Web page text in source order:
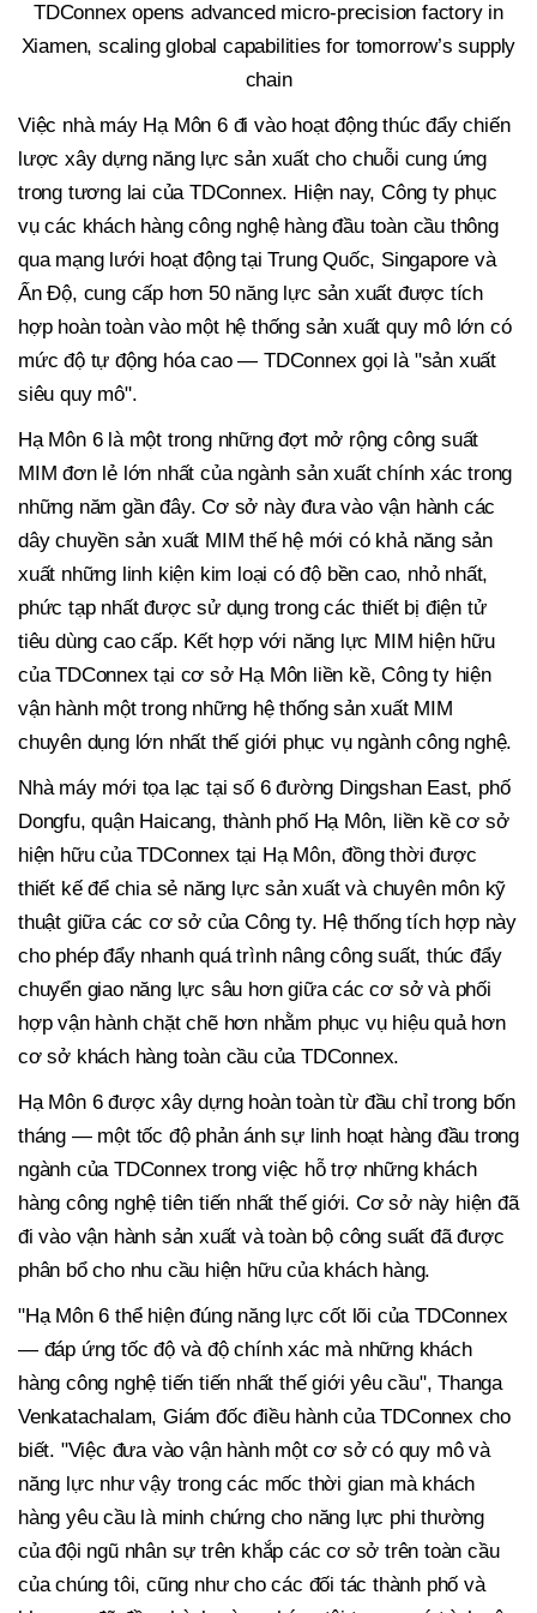
TDConnex opens advanced micro-precision factory in
Xiamen, scaling global capabilities for tomorrow’s supply
chain
Việc nhà máy Hạ Môn 6 đi vào hoạt động thúc đẩy chiến
lược xây dựng năng lực sản xuất cho chuỗi cung ứng
trong tương lai của TDConnex. Hiện nay, Công ty phục
vụ các khách hàng công nghệ hàng đầu toàn cầu thông
qua mạng lưới hoạt động tại Trung Quốc, Singapore và
Ấn Độ, cung cấp hơn 50 năng lực sản xuất được tích
hợp hoàn toàn vào một hệ thống sản xuất quy mô lớn có
mức độ tự động hóa cao — TDConnex gọi là "sản xuất
siêu quy mô".
Hạ Môn 6 là một trong những đợt mở rộng công suất
MIM đơn lẻ lớn nhất của ngành sản xuất chính xác trong
những năm gần đây. Cơ sở này đưa vào vận hành các
dây chuyền sản xuất MIM thế hệ mới có khả năng sản
xuất những linh kiện kim loại có độ bền cao, nhỏ nhất,
phức tạp nhất được sử dụng trong các thiết bị điện tử
tiêu dùng cao cấp. Kết hợp với năng lực MIM hiện hữu
của TDConnex tại cơ sở Hạ Môn liền kề, Công ty hiện
vận hành một trong những hệ thống sản xuất MIM
chuyên dụng lớn nhất thế giới phục vụ ngành công nghệ.
Nhà máy mới tọa lạc tại số 6 đường Dingshan East, phố
Dongfu, quận Haicang, thành phố Hạ Môn, liền kề cơ sở
hiện hữu của TDConnex tại Hạ Môn, đồng thời được
thiết kế để chia sẻ năng lực sản xuất và chuyên môn kỹ
thuật giữa các cơ sở của Công ty. Hệ thống tích hợp này
cho phép đẩy nhanh quá trình nâng công suất, thúc đẩy
chuyển giao năng lực sâu hơn giữa các cơ sở và phối
hợp vận hành chặt chẽ hơn nhằm phục vụ hiệu quả hơn
cơ sở khách hàng toàn cầu của TDConnex.
Hạ Môn 6 được xây dựng hoàn toàn từ đầu chỉ trong bốn
tháng — một tốc độ phản ánh sự linh hoạt hàng đầu trong
ngành của TDConnex trong việc hỗ trợ những khách
hàng công nghệ tiên tiến nhất thế giới. Cơ sở này hiện đã
đi vào vận hành sản xuất và toàn bộ công suất đã được
phân bổ cho nhu cầu hiện hữu của khách hàng.
"Hạ Môn 6 thể hiện đúng năng lực cốt lõi của TDConnex
— đáp ứng tốc độ và độ chính xác mà những khách
hàng công nghệ tiến tiến nhất thế giới yêu cầu", Thanga
Venkatachalam, Giám đốc điều hành của TDConnex cho
biết. "Việc đưa vào vận hành một cơ sở có quy mô và
năng lực như vậy trong các mốc thời gian mà khách
hàng yêu cầu là minh chứng cho năng lực phi thường
của đội ngũ nhân sự trên khắp các cơ sở trên toàn cầu
của chúng tôi, cũng như cho các đối tác thành phố và